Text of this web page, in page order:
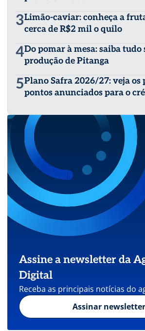
3Limão-caviar: conheça a
cerca de R$2 mil o quilo
4Do pomar à mesa: saiba tudo
produção de Pitanga
5Plano Safra 2026/27: veja
pontos anunciados para o
Assine a newsletter da
Digital
Receba as principais notícias do
Assinar newsletter